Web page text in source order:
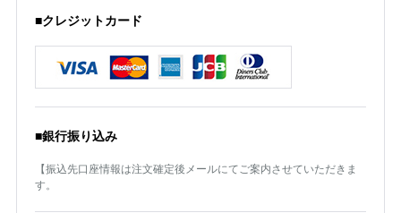
■クレジットカード
■銀行振り込み
【振込先口座情報は注文確定後メールにてご案内させていただきま
す。